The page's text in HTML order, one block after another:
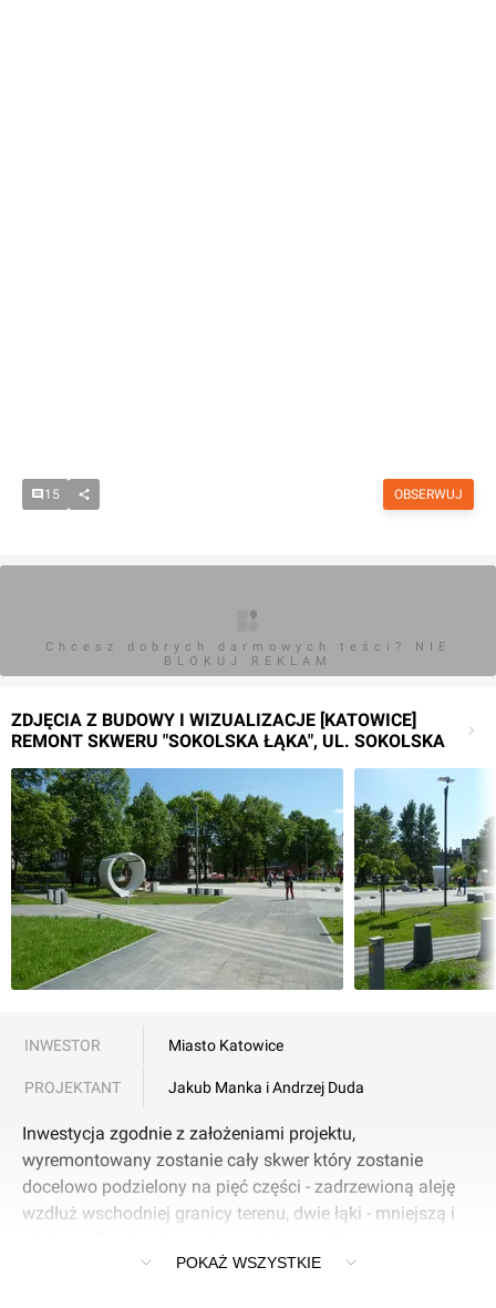
15 OBSERWUJ
Chcesz dobrych darmowych teści? NIE
BLOKUJ REKLAM
ZDJĘCIA Z BUDOWY I WIZUALIZACJE [KATOWICE]
REMONT SKWERU "SOKOLSKA ŁĄKA", UL. SOKOLSKA
INWESTOR Miasto Katowice
PROJEKTANT Jakub Manka i Andrzej Duda
Inwestycja zgodnie z założeniami projektu,
wyremontowany zostanie cały skwer który zostanie
docelowo podzielony na pięć części - zadrzewioną aleję
wzdłuż wschodniej granicy terenu, dwie łąki - mniejszą i
fontannami oraz szeroki chodnik przy zachodniej części
POKAŻ WSZYSTKIE